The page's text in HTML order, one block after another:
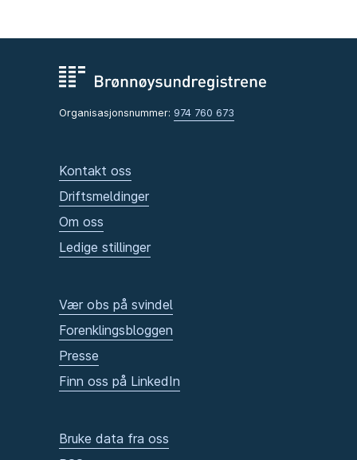
Organisasjonsnummer: 974 760 673
Kontakt oss
Driftsmeldinger
Om oss
Ledige stillinger
Vær obs på svindel
Forenklingsbloggen
Presse
Finn oss på LinkedIn
Bruke data fra oss